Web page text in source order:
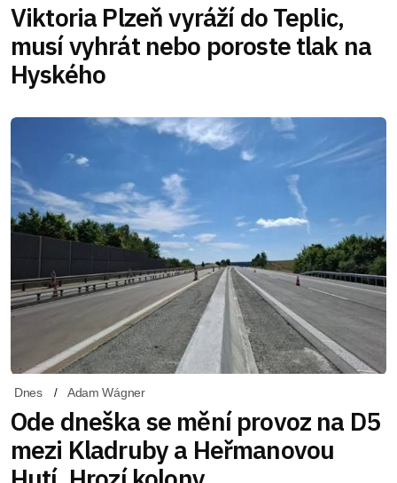
Viktoria Plzeň vyráží do Teplic,
musí vyhrát nebo poroste tlak na
Hyského
Dnes Adam Wágner
Ode dneška se mění provoz na D5
mezi Kladruby a Heřmanovou